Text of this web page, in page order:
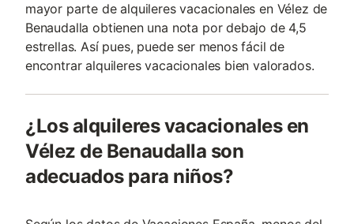
mayor parte de alquileres vacacionales en Vélez de
Benaudalla obtienen una nota por debajo de 4,5
estrellas. Así pues, puede ser menos fácil de
encontrar alquileres vacacionales bien valorados.
¿Los alquileres vacacionales en
Vélez de Benaudalla son
adecuados para niños?